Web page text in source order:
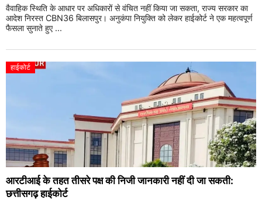
वैवाहिक स्थिति के आधार पर अधिकारों से वंचित नहीं किया जा सकता, राज्य सरकार का
आदेश निरस्त CBN36 बिलासपुर। अनुकंपा नियुक्ति को लेकर हाईकोर्ट ने एक महत्वपूर्ण
फैसला सुनाते हुए ...
हाईकोर्ट
आरटीआई के तहत तीसरे पक्ष की निजी जानकारी नहीं दी जा सकती:
छत्तीसगढ़ हाईकोर्ट